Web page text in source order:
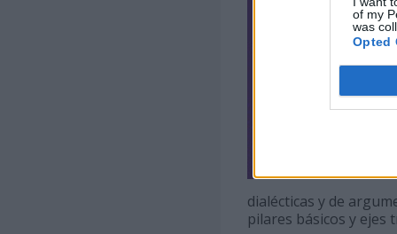
of my
was
Opted
dialécticas y de
pilares básicos y ejes